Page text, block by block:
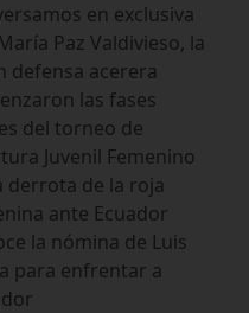
en exclusiva
Paz Valdivieso, la
defensa acerera
las fases
del torneo de
Juvenil Femenino
derrota de la roja
ante Ecuador
la nómina de Luis
para enfrentar a